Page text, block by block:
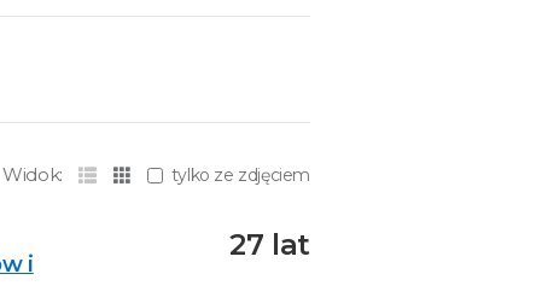
Widok: tylko ze zdjęciem
i
27 lat